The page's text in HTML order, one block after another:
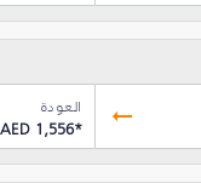
العودة
AED 1,556*